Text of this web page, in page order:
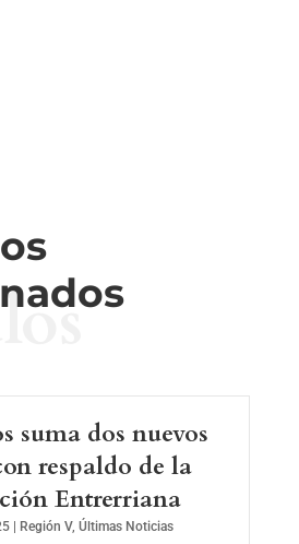
suma dos nuevos
respaldo de la
Entrerriana
| Región V, Últimas Noticias